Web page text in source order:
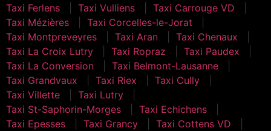
Taxi Ferlens
Taxi Vulliens
Taxi Carrouge VD
Taxi Mézières
Taxi Corcelles-le-Jorat
Taxi Montpreveyres
Taxi Aran
Taxi Chenaux
Taxi La Croix Lutry
Taxi Ropraz
Taxi Paudex
Taxi La Conversion
Taxi Belmont-Lausanne
Taxi Grandvaux
Taxi Riex
Taxi Cully
Taxi Villette
Taxi Lutry
Taxi St-Saphorin-Morges
Taxi Echichens
Taxi Epesses
Taxi Grancy
Taxi Cottens VD